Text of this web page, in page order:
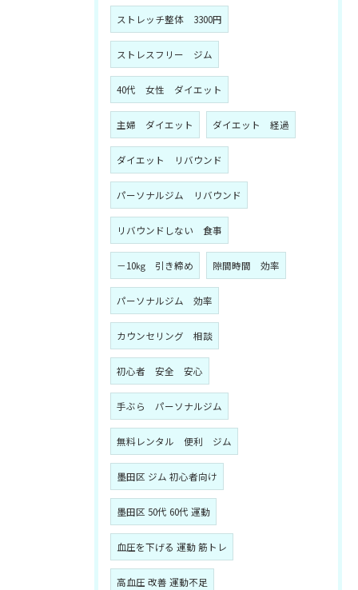
ストレッチ整体 3300円
ストレスフリー ジム
40代 女性 ダイエット
主婦 ダイエット ダイエット 経過
ダイエット リバウンド
パーソナルジム リバウンド
リバウンドしない 食事
－10㎏ 引き締め 隙間時間 効率
パーソナルジム 効率
カウンセリング 相談
初心者 安全 安心
手ぶら パーソナルジム
無料レンタル 便利 ジム
墨田区 ジム 初心者向け
墨田区 50代 60代 運動
血圧を下げる 運動 筋トレ
高血圧 改善 運動不足